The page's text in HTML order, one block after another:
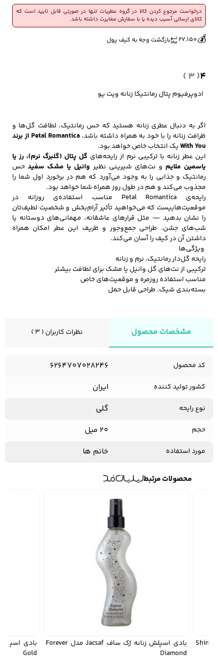
کفش مردانه
مردانه
4
( 3 )
ادوپرفیوم پتال رمانتیکا زنانه ویت یو
اگر به دنبال عطری زنانه هستید که حس رمانتیک، لطافت گل‌ها و
ظرافت زنانه را با خود به همراه داشته باشد،
Petal Romantica از برند
With Youیک انتخاب خاص خواهد بود.
این عطر زنانه با ترکیبی نرم از رایحه‌های گل پتال (گلبرگ نرم)، رز یا
یاسمین ملایم و نت‌های شیرینی نظیر وانیل یا مشک سفیدحس
رمانتیک و جذابی را به وجود می‌آورد که هم در برخورد اول شما را
مجذوب می‌کند و هم در طول روز همراه شما خواهد بود.
رایحه‌ی Petal Romantica مناسب استفاده‌ی روزانه در
موقعیت‌هاییست که می‌خواهید تأثیر آرام‌بخش و شخصیت لطیف‌تان
را نشان بدهید — مثل قرارهای عاشقانه، مهمانی‌های دوستانه یا
شب‌های جشن. طراحی جمع‌وجور و ظریف این عطر امکان همراه
داشتن آن در کیف را آسان می‌کند.
ویژگی‌ها
رایحه گل‌دار رمانتیک، نرم و زنانه
ترکیبی از نت‌­های گل وانیل یا مشک برای لطافت بیشتر
مناسب استفاده روزمره و موقعیت‌های خاص
بسته‌بندی شیک، طراحی قابل حمل
درخواست مرجوع کردن کالا در گروه عطریات تنها در صورتی قابل تایید است که
کالای ارسالی آسیب دیده یا با سفارش مغایرت داشته باشد.🔥 6 فروش در هفته گذشته 👀 683 بازدید در ۲۴ ساعت گذشته
💰
27,150 بازگشت وجه به کیف پول
مشخصات محصول نظرات کاربران ( 3 )
کد محصول 6264707028246
کشور تولید کننده ایران
نوع رایحه گلی
حجم 20 میل
مورد استفاده خانم ها
محصولات مرتبط
بادی اسپلش زنانه ژک ساف Jacsaf مدل Shine
بادی اسپلش زنانه ژک ساف Jacsaf مدل Forever
Diamond
Gold